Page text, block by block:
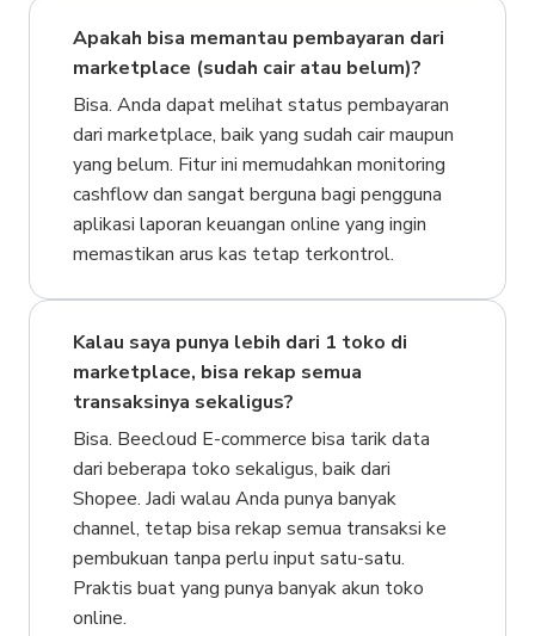
Apakah bisa memantau pembayaran dari
marketplace (sudah cair atau belum)?
Bisa. Anda dapat melihat status pembayaran
dari marketplace, baik yang sudah cair maupun
yang belum. Fitur ini memudahkan monitoring
cashflow dan sangat berguna bagi pengguna
aplikasi laporan keuangan online yang ingin
memastikan arus kas tetap terkontrol.
Kalau saya punya lebih dari 1 toko di
marketplace, bisa rekap semua
transaksinya sekaligus?
Bisa. Beecloud E-commerce bisa tarik data
dari beberapa toko sekaligus, baik dari
Shopee. Jadi walau Anda punya banyak
channel, tetap bisa rekap semua transaksi ke
pembukuan tanpa perlu input satu-satu.
Praktis buat yang punya banyak akun toko
online.